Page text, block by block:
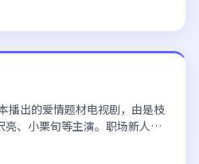
在线...
53分钟/集
播出的爱情题材电视剧，由是枝
、小栗旬等主演。职场新人与
台免...